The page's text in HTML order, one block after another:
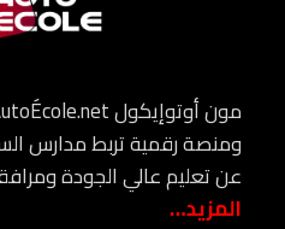
ومنصة رقمية تربط مدارس
عن تعليم عالي الجودة
المزيد…